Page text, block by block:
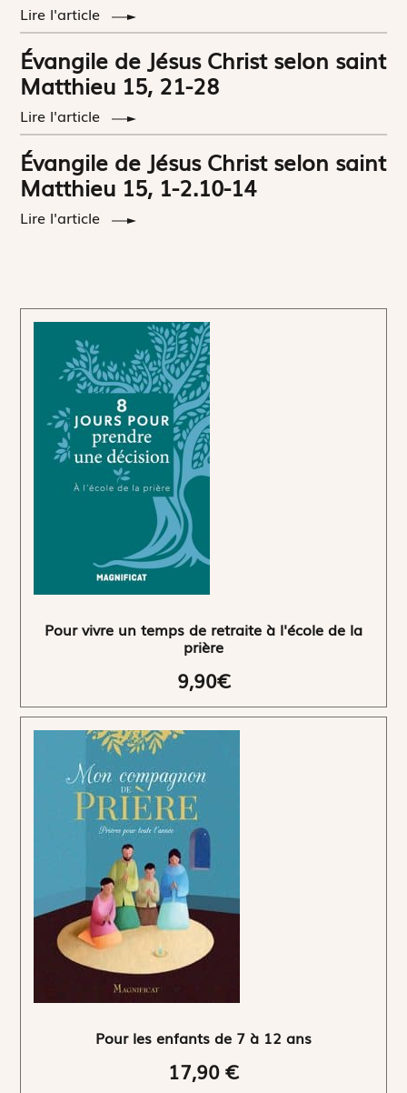
Lire l'article
Évangile de Jésus Christ selon saint
Matthieu 15, 21-28
Lire l'article
Évangile de Jésus Christ selon saint
Matthieu 15, 1-2.10-14
Lire l'article
Pour vivre un temps de retraite à l'école de la
prière
9,90€
Pour les enfants de 7 à 12 ans
17,90 €